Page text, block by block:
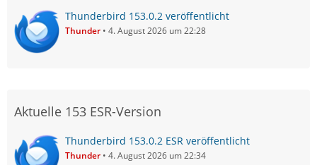
Thunderbird 153.0.2 veröffentlicht
Thunder 4. August 2026 um 22:28
Aktuelle 153 ESR-Version
Thunderbird 153.0.2 ESR veröffentlicht
Thunder 4. August 2026 um 22:34